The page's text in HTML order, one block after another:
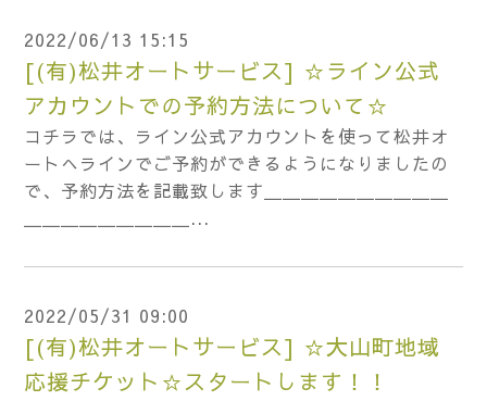
2022/06/13 15:15
[(有)松井オートサービス] ☆ライン公式
アカウントでの予約方法について☆
コチラでは、ライン公式アカウントを使って松井オ
ートへラインでご予約ができるようになりましたの
で、予約方法を記載致します＿＿＿＿＿＿＿＿＿＿
＿＿＿＿＿＿＿＿＿...
2022/05/31 09:00
[(有)松井オートサービス] ☆大山町地域
応援チケット☆スタートします！！